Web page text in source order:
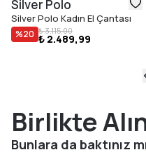
Silver Polo
Silver Polo Kadın El Çantası
%20 ₺ 3.115,00
₺ 2.489,99
Birlikte
Bunlara da baktınız